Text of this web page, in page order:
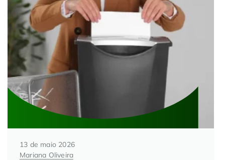
Automação de Processos
Educação Corporativa
Gerenciamento de NF-e
Adequação à LGPD
Auditoria de Processos
Hospitais e Clínicas
Instituições de Ensino
Departamento Pessoal
Departamento Financeiro
Cases de Sucesso
Nossas Unidades
Blog
Trabalhe Conosco
O QUE NOS DIFERENCIA? DESCUBRA
13 de maio 2026
Mariana Oliveira